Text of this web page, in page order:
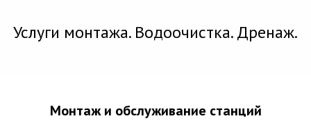
Услуги монтажа. Водоочистка. Дренаж.
Монтаж и обслуживание станций